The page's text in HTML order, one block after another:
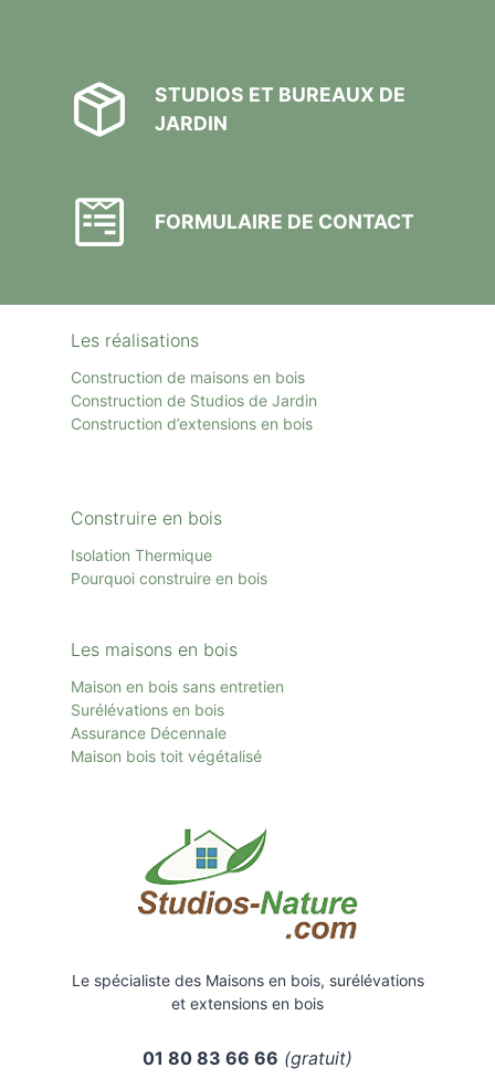
STUDIOS ET BUREAUX DE
JARDIN
FORMULAIRE DE CONTACT
Les réalisations
Construction de maisons en bois
Construction de Studios de Jardin
Construction d’extensions en bois
Construire en bois
Isolation Thermique
Pourquoi construire en bois
Les maisons en bois
Maison en bois sans entretien
Surélévations en bois
Assurance Décennale
Maison bois toit végétalisé
Le spécialiste des Maisons en bois, surélévations
et extensions en bois
01 80 83 66 66 (gratuit)